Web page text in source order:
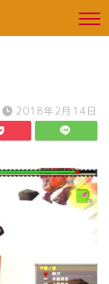
2018年2月14日